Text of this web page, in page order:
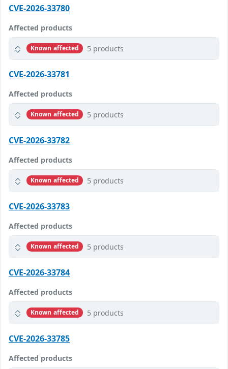
CVE-2026-33780
Affected products
Known affected 5 products
CVE-2026-33781
Affected products
Known affected 5 products
CVE-2026-33782
Affected products
Known affected 5 products
CVE-2026-33783
Affected products
Known affected 5 products
CVE-2026-33784
Affected products
Known affected 5 products
CVE-2026-33785
Affected products